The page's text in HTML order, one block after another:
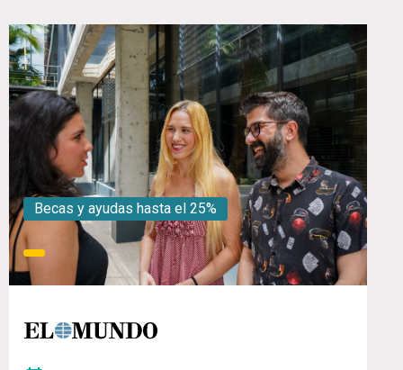
Becas y ayudas hasta el 25%